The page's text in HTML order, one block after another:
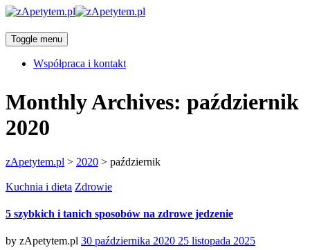
Toggle menu
Współpraca i kontakt
Monthly Archives: październik
2020
zApetytem.pl > 2020 > październik
Categories
Kuchnia i dieta Zdrowie
5 szybkich i tanich sposobów na zdrowe jedzenie
by zApetytem.pl Posted
30 października 2020 25 listopada 2025